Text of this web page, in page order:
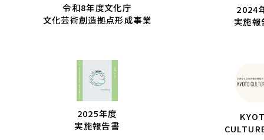
令和8年度文化庁
文化芸術創造拠点形成事業
2024
実施報
2025年度
実施報告書